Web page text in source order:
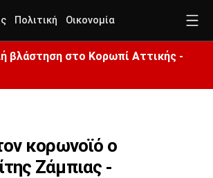
Πολιτική Οικονομία
βλάστηση στο Κορωπί Αττικής -
κορωνοϊό ο
Ζάμπιας -